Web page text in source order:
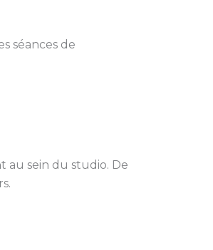
séances de
sein du studio. De